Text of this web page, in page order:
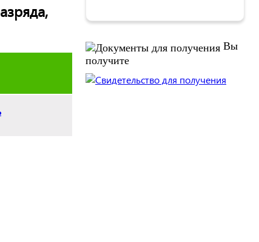
Вы
получите